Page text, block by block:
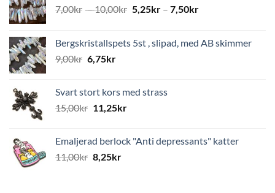
7,00kr –10,00kr 5,25kr– 7,50kr
Bergskristallspets 5st , slipad, med AB skimmer
9,00kr 6,75kr
Svart stort kors med strass
15,00kr 11,25kr
Emaljerad berlock "Anti depressants" katter
11,00kr 8,25kr